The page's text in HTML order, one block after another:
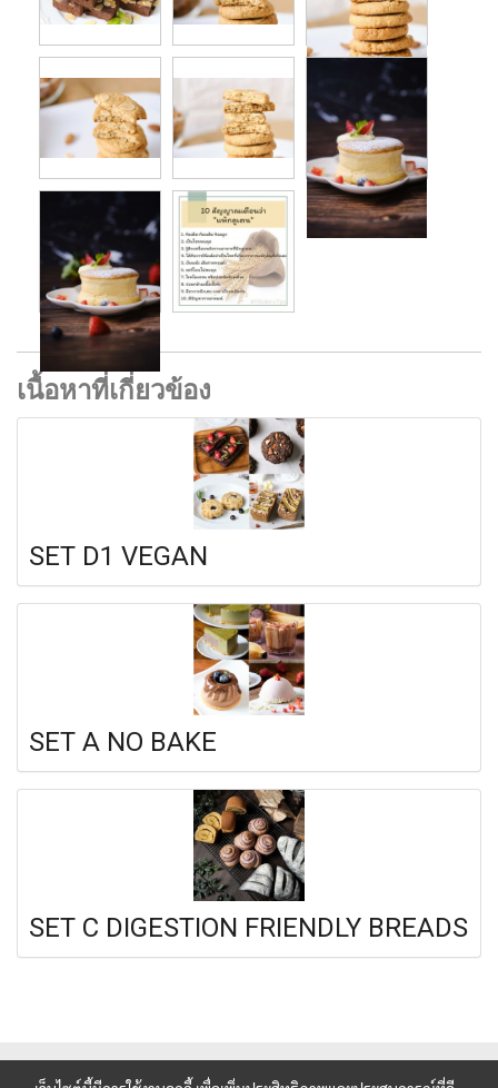
เนื้อหาที่เกี่ยวข้อง
SET D1 VEGAN
SET A NO BAKE
SET C DIGESTION FRIENDLY BREADS